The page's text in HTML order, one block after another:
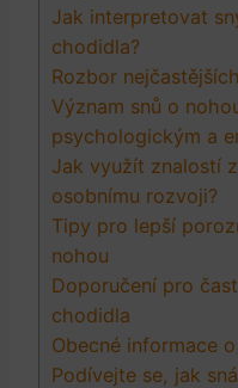
Jak interpretovat
chodidla?
Rozbor
Význam snů o
psychologickým a
Jak využít znalostí
osobnímu rozvoji?
Tipy pro lepší
nohou
Doporučení pro
chodidla
Obecné informace
Podívejte se, jak